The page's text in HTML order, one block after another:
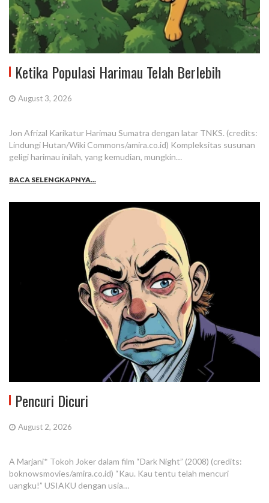
Ketika Populasi Harimau Telah Berlebih
August 3, 2026
Jon Afrizal Karikatur Harimau Sumatra dengan latar TNKS. (credits:
Lindungi Hutan/Wiki Commons/amira.co.id) Kompleksitas susunan
geligi harimau inilah, yang kemudian, mungkin…
BACA SELENGKAPNYA...
Pencuri Dicuri
August 2, 2026
A Marjani* Tokoh Joker dalam film “Dark Night” (2008) (credits:
boknowsmovies/amira.co.id) “Kau. Kau tentu telah mencuri
uangku!” USIAKU dengan usia…